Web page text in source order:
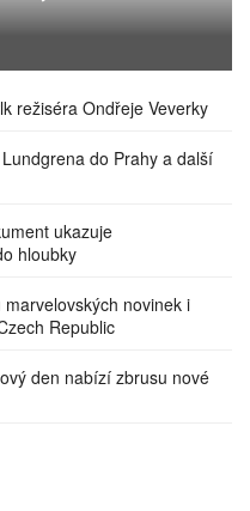
režiséra Ondřeje Veverky
do Prahy a další
ukazuje
hloubky
novinek i
Republic
den nabízí zbrusu nové